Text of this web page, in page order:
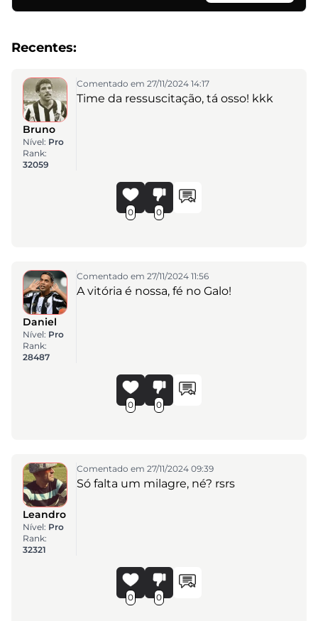
Recentes:
Bruno
Nível: Pro
Rank:
32059
Comentado em 27/11/2024 14:17
Time da ressuscitação, tá osso! kkk
0 0
Daniel
Nível: Pro
Rank:
28487
Comentado em 27/11/2024 11:56
A vitória é nossa, fé no Galo!
0 0
Leandro
Nível: Pro
Rank:
32321
Comentado em 27/11/2024 09:39
Só falta um milagre, né? rsrs
0 0